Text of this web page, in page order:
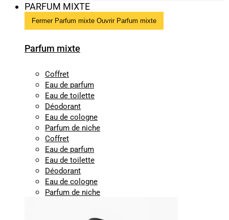
PARFUM MIXTE
Fermer Parfum mixte Ouvrir Parfum mixte
Parfum mixte
Coffret
Eau de parfum
Eau de toilette
Déodorant
Eau de cologne
Parfum de niche
Coffret
Eau de parfum
Eau de toilette
Déodorant
Eau de cologne
Parfum de niche